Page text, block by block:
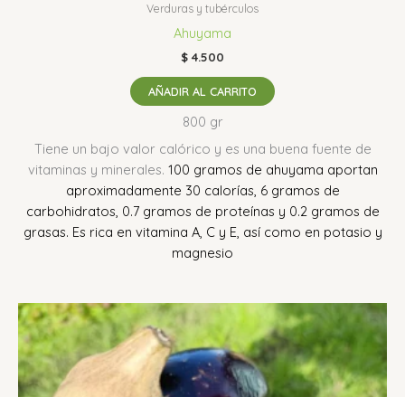
Verduras y tubérculos
Ahuyama
$ 4.500
AÑADIR AL CARRITO
800 gr
Tiene un bajo valor calórico y es una buena fuente de
vitaminas y minerales. 100 gramos de ahuyama aportan
aproximadamente 30 calorías, 6 gramos de
carbohidratos, 0.7 gramos de proteínas y 0.2 gramos de
grasas. Es rica en vitamina A, C y E, así como en potasio y
magnesio